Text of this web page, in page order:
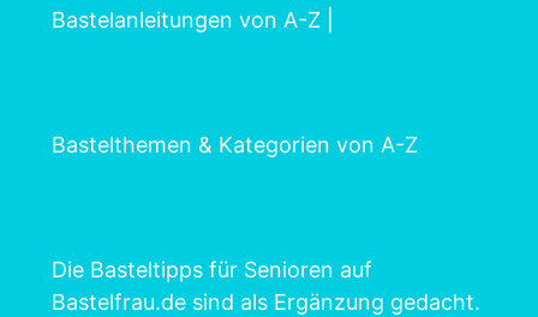
Bastelanleitungen von A-Z|
Bastelthemen & Kategorien von A-Z
Die Basteltipps für Senioren auf
Bastelfrau.de sind als Ergänzung gedacht.